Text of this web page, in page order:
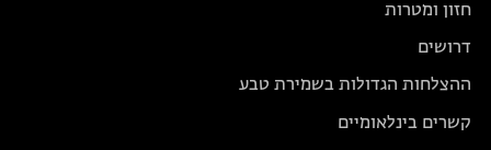
חזון ומטרות
דרושים
ההצלחות הגדולות בשמירת טבע
קשרים בינלאומיים